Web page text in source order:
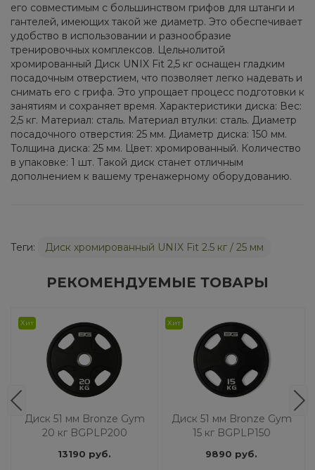
его совместимым с большинством грифов для штанги и
гантелей, имеющих такой же диаметр. Это обеспечивает
удобство в использовании и разнообразие
тренировочных комплексов. Цельнолитой
хромированный Диск UNIX Fit 2,5 кг оснащен гладким
посадочным отверстием, что позволяет легко надевать и
снимать его с грифа. Это упрощает процесс подготовки к
занятиям и сохраняет время. Характеристики диска: Вес:
2,5 кг. Материал: сталь. Материал втулки: сталь. Диаметр
посадочного отверстия: 25 мм. Диаметр диска: 150 мм.
Толщина диска: 25 мм. Цвет: хромированный. Количество
в упаковке: 1 шт. Такой диск станет отличным
дополнением к вашему тренажерному оборудованию.
Теги: Диск хромированный UNIX Fit 2.5 кг / 25 мм
РЕКОМЕНДУЕМЫЕ ТОВАРЫ
Хит
Диск 51 мм Bronze Gym
20 кг BGPLP200
13190 руб.
Хит
Диск 51 мм Bronze Gym
15 кг BGPLP150
9890 руб.